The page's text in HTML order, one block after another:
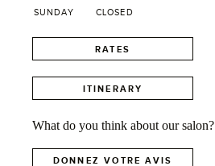
SUNDAY
CLOSED
RATES
ITINERARY
What do you think about our salon?
DONNEZ VOTRE AVIS